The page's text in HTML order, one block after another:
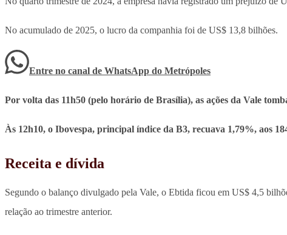
No acumulado de 2025, o lucro da companhia foi de US$ 13,8 bilhões.
Entre no canal de WhatsApp do Metrópoles
Por volta das 11h50 (pelo horário de Brasília), as ações da Vale
Às 12h10, o Ibovespa, principal índice da B3, recuava 1,79%, aos
Receita e dívida
Segundo o balanço divulgado pela Vale, o Ebtida ficou em US$ 4,5
relação ao trimestre anterior.